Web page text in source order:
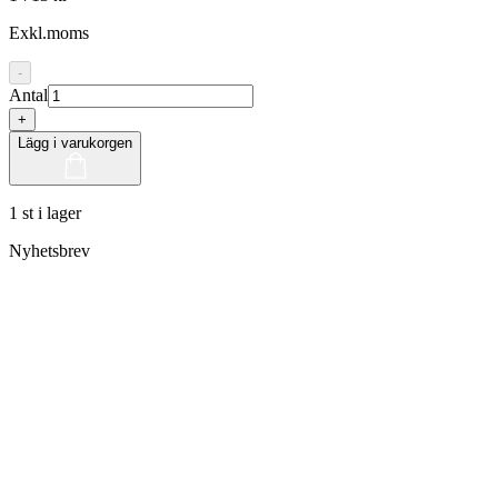
Exkl.moms
-
Antal
+
Lägg i varukorgen
1 st i lager
Nyhetsbrev